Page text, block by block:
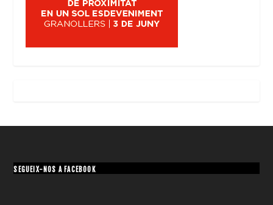
SEGUEIX-NOS A FACEBOOK